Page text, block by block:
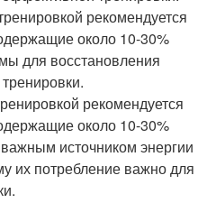
рекомендуется
около 10-30%
для восстановления
рекомендуется
около 10-30%
источником энергии
их потребление важно для